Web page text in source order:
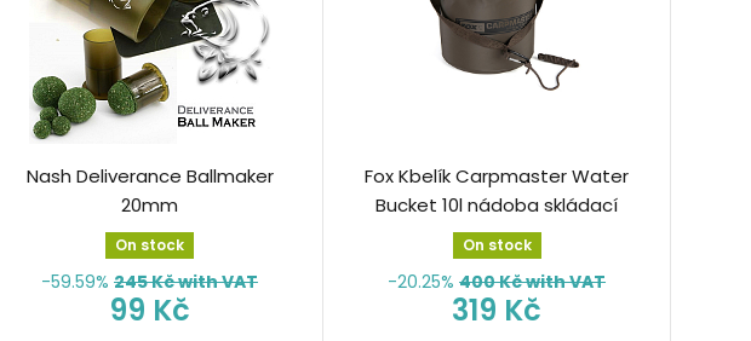
Nash Deliverance Ballmaker
20mm
On stock
-59.59% 245Kč with VAT
99 Kč
Fox Kbelík Carpmaster Water
Bucket 10l nádoba skládací
On stock
-20.25% 400Kč with VAT
319 Kč